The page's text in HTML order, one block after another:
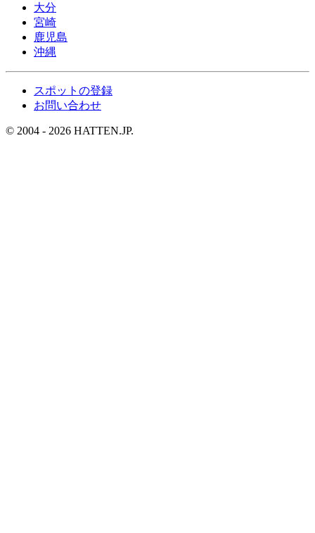
大分
宮崎
鹿児島
沖縄
スポットの登録
お問い合わせ
© 2004 - 2026 HATTEN.JP.